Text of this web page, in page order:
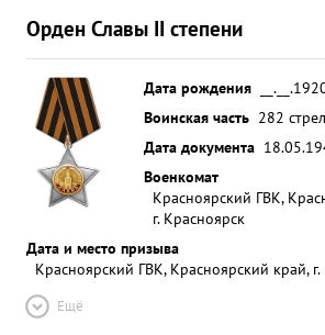
Орден Славы II степени
Дата рождения
Воинская часть 282
Дата документа
Военкомат
Красноярский ГВК,
г. Красноярск
Дата и место призыва
Красноярский ГВК, Красноярский край,
Ещё